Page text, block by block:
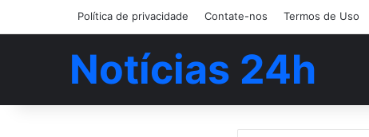
Política de privacidade Contate-nos Termos de Uso
Notícias 24h